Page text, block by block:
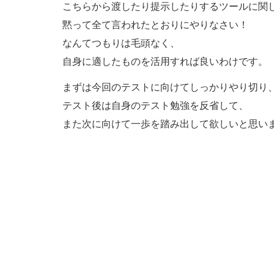
こちらから渡したり提示したりするツールに関
黙って全て言われたとおりにやりなさい！
なんてつもりは毛頭なく、
自身に適したものを活用すれば良いわけです。
まずは今回のテストに向けてしっかりやり切り、
テスト後は自身のテスト勉強を反省して、
また次に向けて一歩を踏み出して欲しいと思い